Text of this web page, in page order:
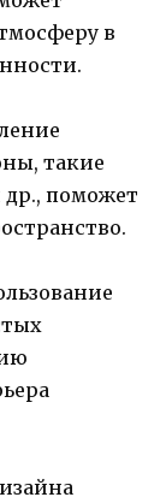
в
такие
др., поможет